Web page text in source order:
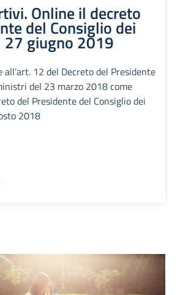
Online il decreto
del Consiglio dei
giugno 2019
all’art. 12 del Decreto del Presidente
del 23 marzo 2018 come
del Presidente del Consiglio dei
2018